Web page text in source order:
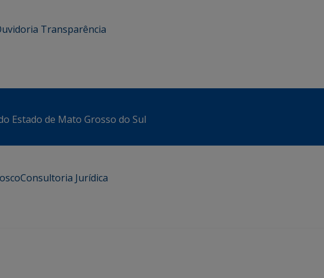
Transparência
Estado de Mato Grosso do Sul
Consultoria Jurídica